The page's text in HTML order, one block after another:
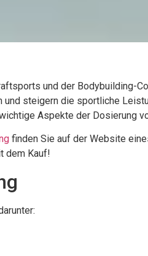
und der Bodybuilding-
steigern die sportliche
Aspekte der Dosierung
finden Sie auf der Website
dem Kauf!